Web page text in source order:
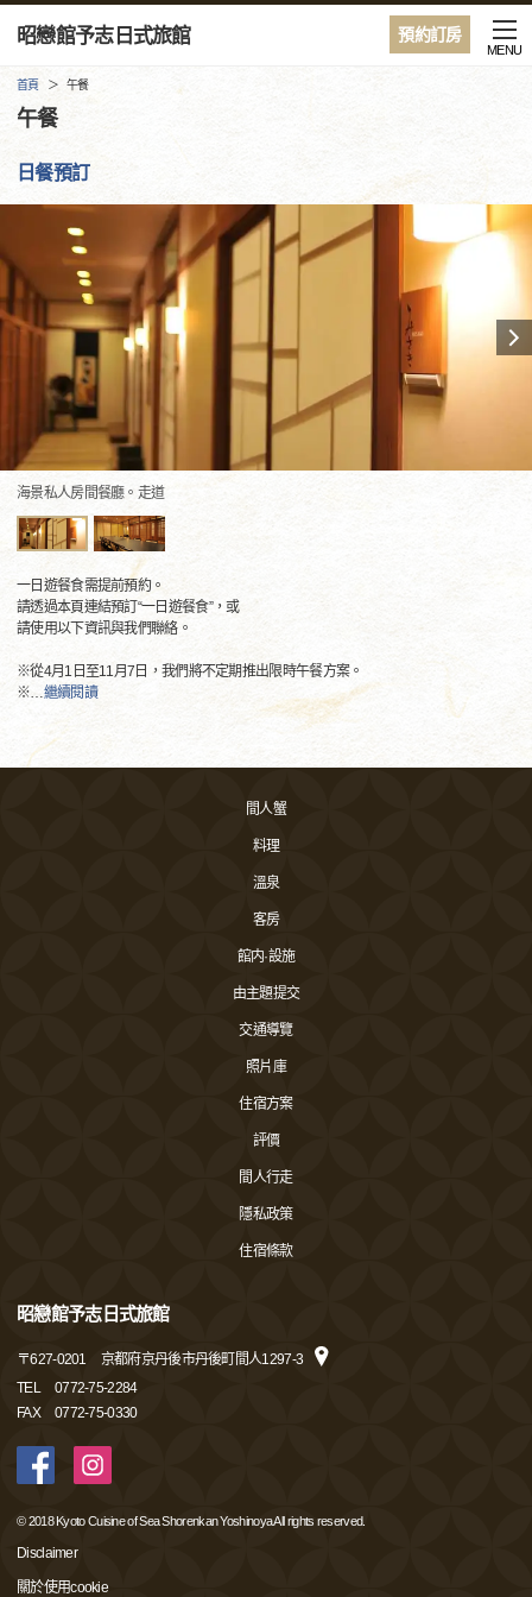
預約訂房
昭戀館予志日式旅館
MENU
首頁 午餐
午餐
日餐預訂
海景私人房間餐廳。走道
一日遊餐食需提前預約。
請透過本頁連結預訂“一日遊餐食”，或
請使用以下資訊與我們聯絡。
※從4月1日至11月7日，我們將不定期推出限時午餐方案。
※…繼續閱讀
間人蟹
料理
溫泉
客房
館内·設施
由主題提交
交通導覽
照片庫
住宿方案
評價
間人行走
隱私政策
住宿條款
昭戀館予志日式旅館
〒627-0201
京都府京丹後市丹後町間人1297-3
TEL
0772-75-2284
FAX
0772-75-0330
© 2018 Kyoto Cuisine of Sea Shorenkan Yoshinoya All rights reserved.
Disclaimer
關於使用cookie